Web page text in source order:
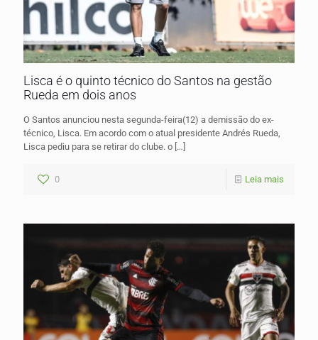
Lisca é o quinto técnico do Santos na gestão
Rueda em dois anos
O Santos anunciou nesta segunda-feira(12) a demissão do ex-
técnico, Lisca. Em acordo com o atual presidente Andrés Rueda,
Lisca pediu para se retirar do clube. o […]
0 Leia mais